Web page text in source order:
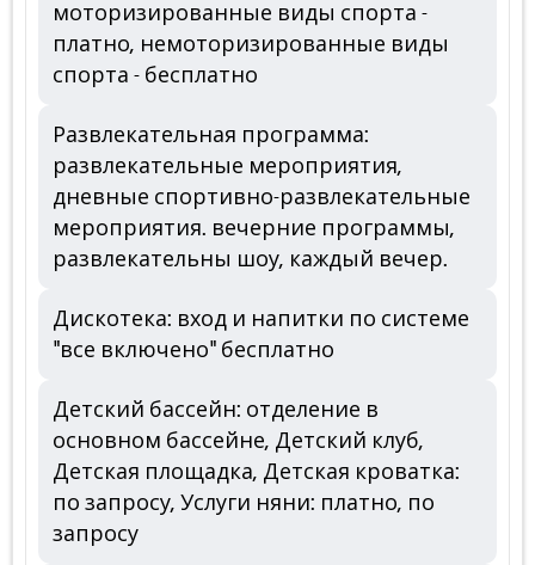
моторизированные виды спорта -
платно, немоторизированные виды
спорта - бесплатно
Развлекательная программа:
развлекательные мероприятия,
дневные спортивно-развлекательные
мероприятия. вечерние программы,
развлекательны шоу, каждый вечер.
Дискотека: вход и напитки по системе
"все включено" бесплатно
Детский бассейн: отделение в
основном бассейне, Детский клуб,
Детская площадка, Детская кроватка:
по запросу, Услуги няни: платно, по
запросу